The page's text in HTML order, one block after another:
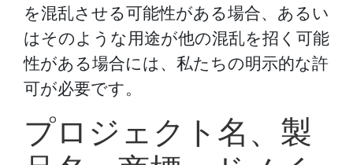
を混乱させる可能性がある場合、あるい
はそのような用途が他の混乱を招く可能
性がある場合には、私たちの明示的な許
可が必要です。
プロジェクト名、製